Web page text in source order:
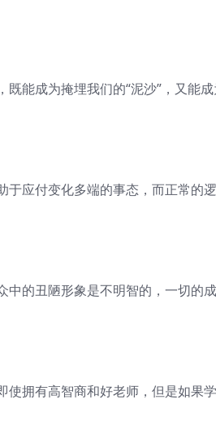
能成为掩埋我们的“泥沙”，又能
于应付变化多端的事态，而正常的
中的丑陋形象是不明智的，一切的
拥有高智商和好老师，但是如果